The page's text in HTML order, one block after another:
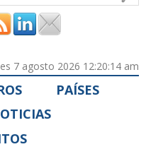
7 agosto 2026 12:20:14 am
PAÍSES